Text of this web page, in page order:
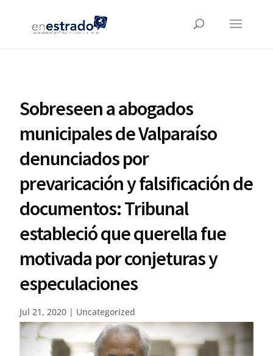
Sobreseen a abogados
municipales de Valparaíso
denunciados por
prevaricación y falsificación de
documentos: Tribunal
estableció que querella fue
motivada por conjeturas y
especulaciones
Jul 21, 2020 | Uncategorized